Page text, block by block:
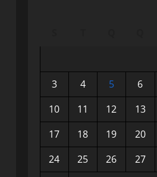
3
4 5 6
10
11 12 13
17
18 19 20
24
25 26 27